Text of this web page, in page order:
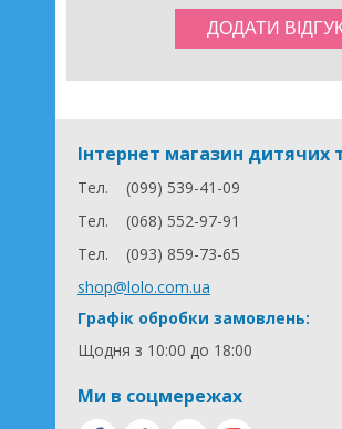
Інтернет магазин дитячих
Тел.
(099) 539-41-09
Тел.
(068) 552-97-91
Тел.
(093) 859-73-65
shop@lolo.com.ua
Графік обробки замовлень:
Щодня з 10:00 до 18:00
Ми в соцмережах